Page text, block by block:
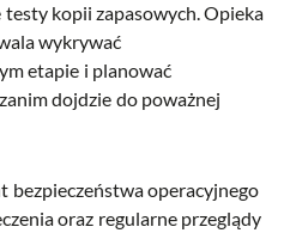
kopii zapasowych. Opieka
wykrywać
etapie i planować
dojdzie do poważnej
bezpieczeństwa operacyjnego
oraz regularne przeglądy